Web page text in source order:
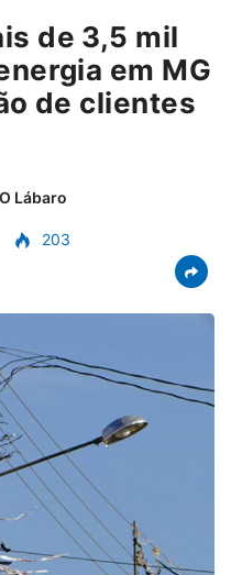
de 3,5 mil
em MG
de clientes
O Lábaro
203